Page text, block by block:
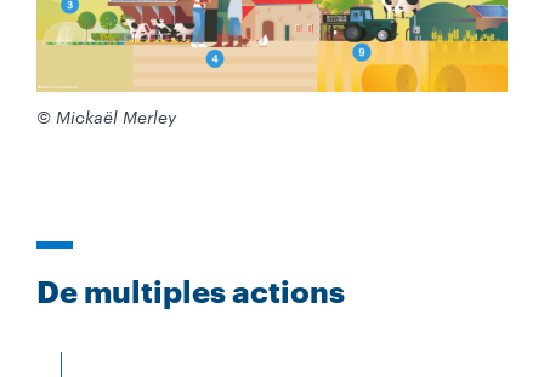
© Mickaël Merley
De multiples actions